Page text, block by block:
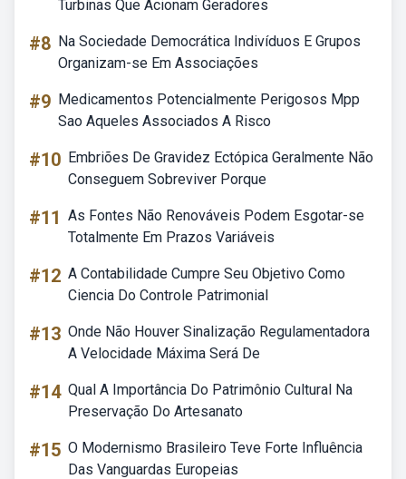
Turbinas Que Acionam Geradores
#8 Na Sociedade Democrática Indivíduos E Grupos
Organizam-se Em Associações
#9 Medicamentos Potencialmente Perigosos Mpp
Sao Aqueles Associados A Risco
#10 Embriões De Gravidez Ectópica Geralmente Não
Conseguem Sobreviver Porque
#11 As Fontes Não Renováveis Podem Esgotar-se
Totalmente Em Prazos Variáveis
#12 A Contabilidade Cumpre Seu Objetivo Como
Ciencia Do Controle Patrimonial
#13 Onde Não Houver Sinalização Regulamentadora
A Velocidade Máxima Será De
#14 Qual A Importância Do Patrimônio Cultural Na
Preservação Do Artesanato
#15 O Modernismo Brasileiro Teve Forte Influência
Das Vanguardas Europeias